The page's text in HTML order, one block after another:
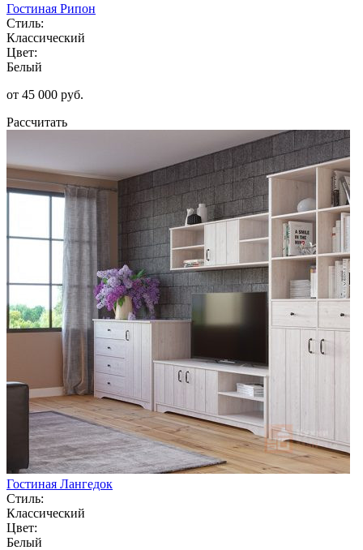
Гостиная Рипон
Стиль:
Классический
Цвет:
Белый
от 45 000 руб.
Рассчитать
Гостиная Лангедок
Стиль:
Классический
Цвет:
Белый